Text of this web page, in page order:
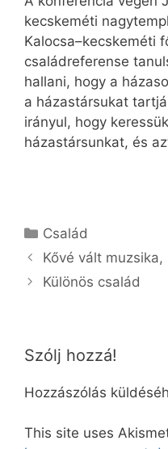
kecskeméti
Kalocsa–kecskeméti
családreferense
hallani, hogy a
a házastársukat
irányul, hogy
házastársunkat, és
Kategória
Család
Kővé vált muzsika,
Különös család
Szólj hozzá!
Hozzászólás
This site uses